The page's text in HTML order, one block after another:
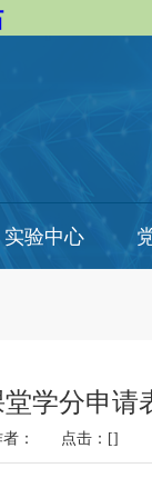
实验中心
学分申请
者： 点击：[]